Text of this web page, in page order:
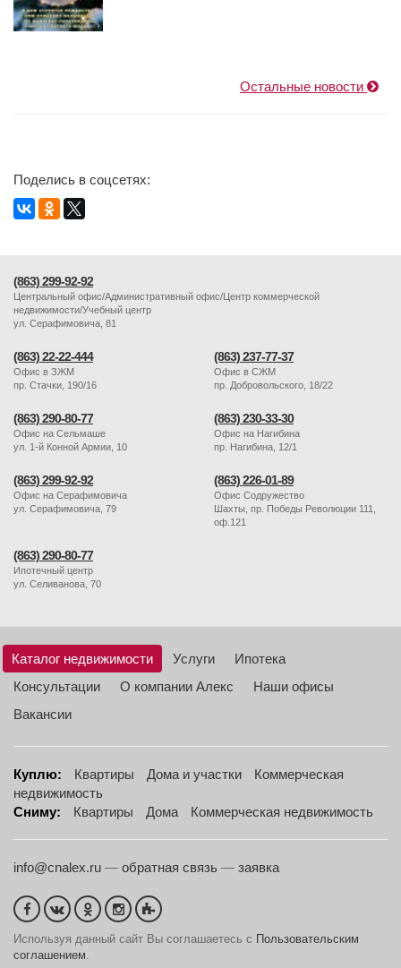
Остальные новости
Поделись в соцсетях:
(863) 299-92-92
Центральный офис/Административный офис/Центр коммерческой
недвижимости/Учебный центр
ул. Серафимовича, 81
(863) 22-22-444
Офис в ЗЖМ
пр. Стачки, 190/16
(863) 237-77-37
Офис в СЖМ
пр. Добровольского, 18/22
(863) 290-80-77
Офис на Сельмаше
ул. 1-й Конной Армии, 10
(863) 230-33-30
Офис на Нагибина
пр. Нагибина, 12/1
(863) 299-92-92
Офис на Серафимовича
ул. Серафимовича, 79
(863) 226-01-89
Офис Содружество
Шахты, пр. Победы Революции 111,
оф.121
(863) 290-80-77
Ипотечный центр
ул. Селиванова, 70
Каталог недвижимости Услуги
Ипотека
Консультации
О компании Алекс
Наши офисы
Вакансии
Куплю: Квартиры Дома и участки
Коммерческая
недвижимость
Сниму:
Квартиры Дома Коммерческая недвижимость
info@cnalex.ru — обратная связь — заявка
Используя данный сайт Вы соглашаетесь с Пользовательским
соглашением.